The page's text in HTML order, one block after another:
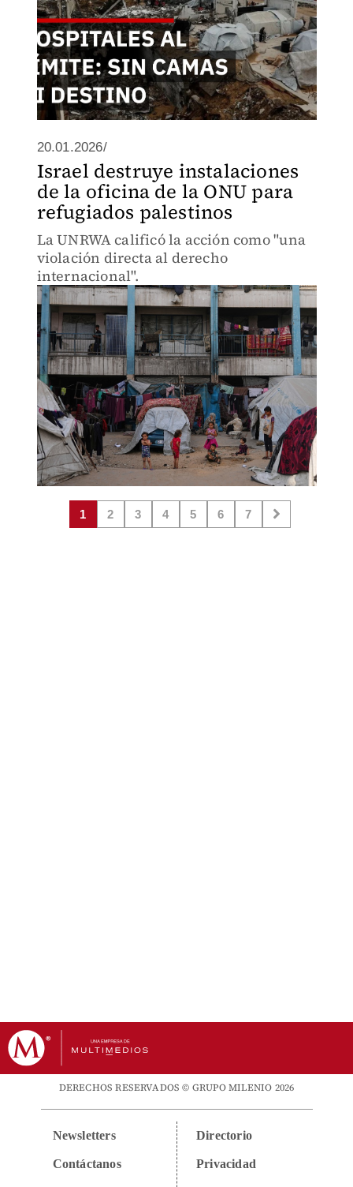
20.01.2026/
Israel destruye instalaciones
de la oficina de la ONU para
refugiados palestinos
La UNRWA calificó la acción como "una
violación directa al derecho
internacional".
1 2 3 4 5 6 7
DERECHOS RESERVADOS © GRUPO MILENIO 2026
Newsletters
Contáctanos
Directorio
Privacidad